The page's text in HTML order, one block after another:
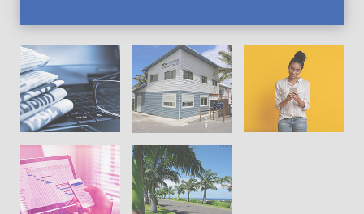
Actus en
vedette
La CIVIS Pratiques
Projets
Cadre de
vie